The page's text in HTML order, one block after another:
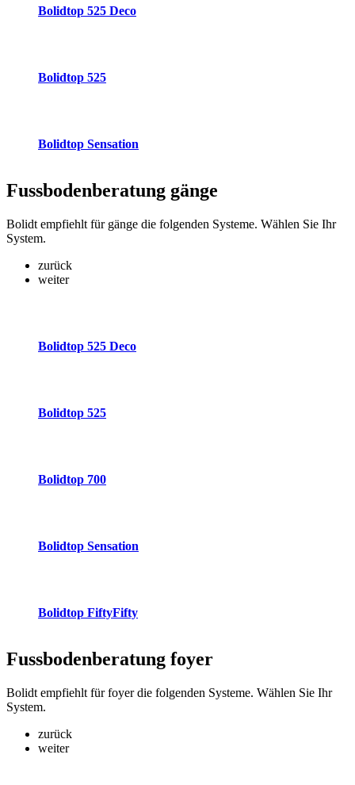
Bolidtop 525 Deco
Bolidtop 525
Bolidtop Sensation
Fussbodenberatung gänge
Bolidt empfiehlt für gänge die folgenden Systeme. Wählen Sie Ihr
System.
zurück
weiter
Bolidtop 525 Deco
Bolidtop 525
Bolidtop 700
Bolidtop Sensation
Bolidtop FiftyFifty
Fussbodenberatung foyer
Bolidt empfiehlt für foyer die folgenden Systeme. Wählen Sie Ihr
System.
zurück
weiter